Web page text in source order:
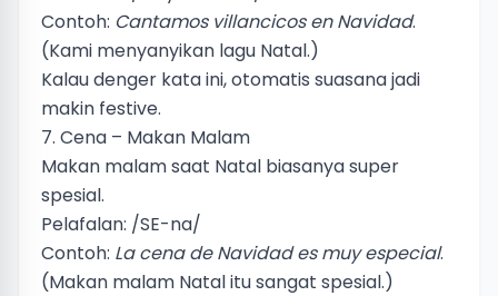
Contoh: Cantamos villancicos en Navidad.
(Kami menyanyikan lagu Natal.)
Kalau denger kata ini, otomatis suasana jadi
makin festive.
7. Cena – Makan Malam
Makan malam saat Natal biasanya super
spesial.
Pelafalan: /SE-na/
Contoh: La cena de Navidad es muy especial.
(Makan malam Natal itu sangat spesial.)